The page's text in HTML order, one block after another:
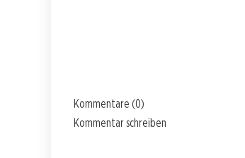
Kommentare (0)
Kommentar schreiben